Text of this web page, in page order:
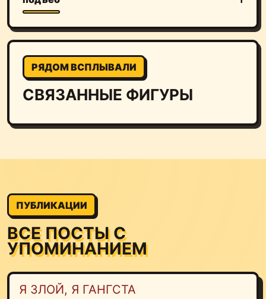
РЯДОМ ВСПЛЫВАЛИ
СВЯЗАННЫЕ ФИГУРЫ
ПУБЛИКАЦИИ
ВСЕ ПОСТЫ С
УПОМИНАНИЕМ
Я ЗЛОЙ, Я ГАНГСТА